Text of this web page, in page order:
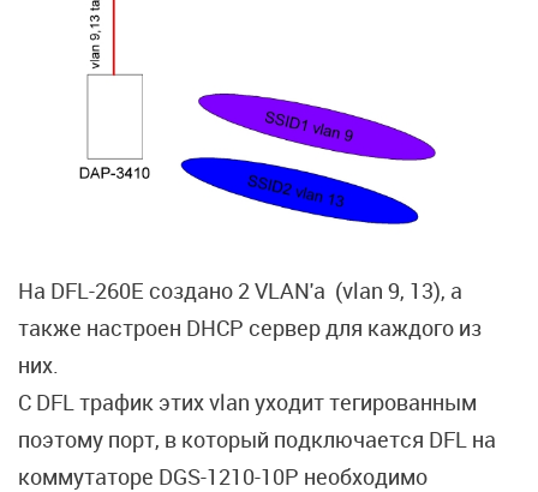
На DFL-260E создано 2 VLAN'a (vlan 9, 13), а
также настроен DHCP сервер для каждого из
них.
С DFL трафик этих vlan уходит тегированным
поэтому порт, в который подключается DFL на
коммутаторе DGS-1210-10P необходимо